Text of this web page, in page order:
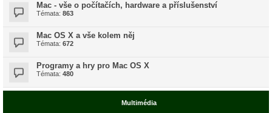
Mac - vše o počítačích, hardware a příslušenství
Témata: 863
Mac OS X a vše kolem něj
Témata: 672
Programy a hry pro Mac OS X
Témata: 480
Multimédia